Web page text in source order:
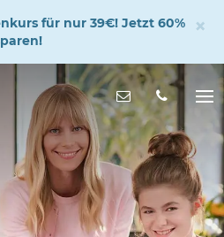
Nachricht
für nur 39€! Jetzt 60%
×